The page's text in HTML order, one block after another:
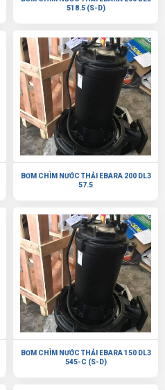
518.5 (S-D)
BƠM CHÌM NƯỚC THẢI EBARA 200 DL3
57.5
BƠM CHÌM NƯỚC THẢI EBARA 150 DL3
545-C (S-D)